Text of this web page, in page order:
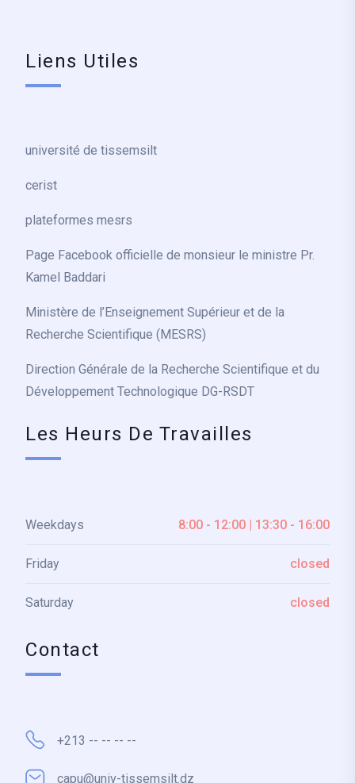
Liens Utiles
université de tissemsilt
cerist
plateformes mesrs
Page Facebook officielle de monsieur le ministre Pr.
Kamel Baddari
Ministère de l’Enseignement Supérieur et de la
Recherche Scientifique (MESRS)
Direction Générale de la Recherche Scientifique et du
Développement Technologique DG-RSDT
Les Heurs De Travailles
Weekdays 8:00 - 12:00 | 13:30 - 16:00
Friday closed
Saturday closed
Contact
+213 -- -- -- --
capu@univ-tissemsilt.dz